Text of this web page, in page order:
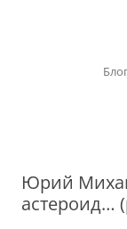
Юрий
астероид…